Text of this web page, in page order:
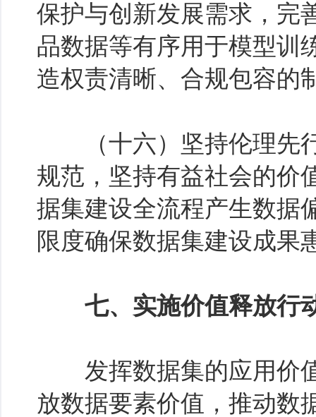
保护与创新发展需求，完
品数据等有序用于模型训
造权责清晰、合规包容的
（十六）坚持伦理先行
规范，坚持有益社会的价
据集建设全流程产生数据
限度确保数据集建设成果
七、实施价值释放行
发挥数据集的应用价值
放数据要素价值，推动数